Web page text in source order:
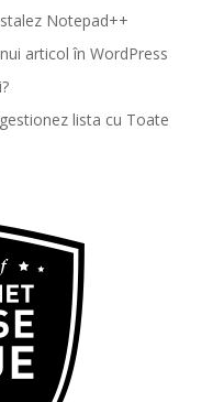
Notepad++
articol în WordPress
lista cu Toate